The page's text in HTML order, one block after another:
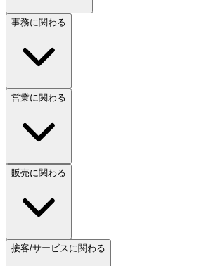
事務に関わる
営業に関わる
販売に関わる
接客/サービスに関わる